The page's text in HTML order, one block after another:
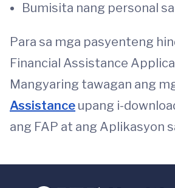
Bumisita nang personal
Para sa mga pasyenteng
Financial Assistance
Mangyaring tawagan ang
Assistance upang i-
ang FAP at ang Aplikasyon